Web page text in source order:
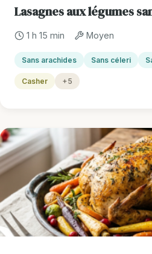
Lasagnes aux légumes
1 h 15 min Moyen
Sans arachides Sans céleri
Casher +5